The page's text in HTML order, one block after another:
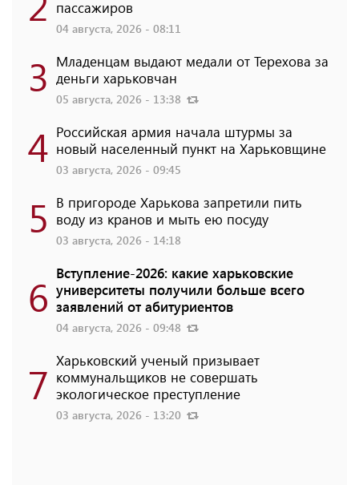
пассажиров
04 августа, 2026 - 08:11
3 Младенцам выдают медали от Терехова за
деньги харьковчан
05 августа, 2026 - 13:38
4 Российская армия начала штурмы за
новый населенный пункт на Харьковщине
03 августа, 2026 - 09:45
5 В пригороде Харькова запретили пить
воду из кранов и мыть ею посуду
03 августа, 2026 - 14:18
6 Вступление-2026: какие харьковские
университеты получили больше всего
заявлений от абитуриентов
04 августа, 2026 - 09:48
7 Харьковский ученый призывает
коммунальщиков не совершать
экологическое преступление
03 августа, 2026 - 13:20